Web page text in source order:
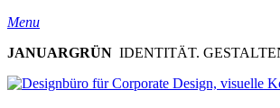
Menu
JANUARGRÜN IDENTITÄT.